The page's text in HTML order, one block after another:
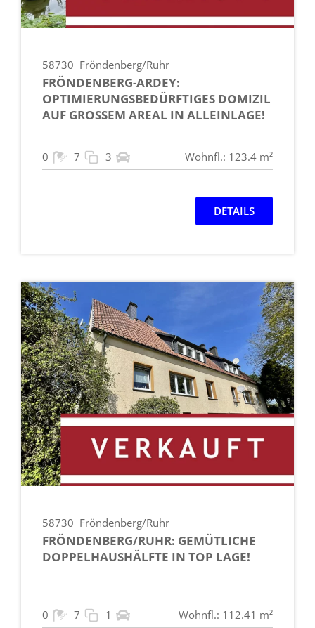
58730 Fröndenberg/Ruhr
FRÖNDENBERG-ARDEY:
OPTIMIERUNGSBEDÜRFTIGES DOMIZIL
AUF GROSSEM AREAL IN ALLEINLAGE!
0 7 3 Wohnfl.: 123.4 m²
DETAILS
58730 Fröndenberg/Ruhr
FRÖNDENBERG/RUHR: GEMÜTLICHE
DOPPELHAUSHÄLFTE IN TOP LAGE!
0 7 1 Wohnfl.: 112.41 m²